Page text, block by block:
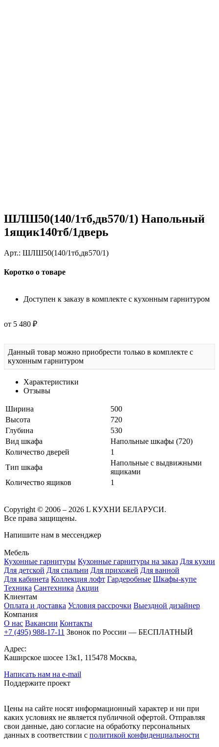
ШЛШ50(140/1тб,дв570/1) Напольный
1ящик140тб/1дверь
Арт.: ШЛШ50(140/1тб,дв570/1)
Коротко о товаре
Доступен к заказу в комплекте с кухонным гарнитуром
от 5 480 ₽
Данный товар можно приобрести только в комплекте с
кухонным гарнитуром
Характеристики
Отзывы
Ширина
500
Высота
720
Глубина
530
Вид шкафа
Напольные шкафы (720)
Количество дверей
1
Тип шкафа
Напольные с выдвижными
ящиками
Количество ящиков
1
Copyright © 2006 – 2026 L КУХНИ БЕЛАРУСИ.
Все права защищены.
Напишите нам в мессенджер
Мебель
Кухонные гарнитуры Кухонные гарнитуры на заказ Для кухни
Для детской Для спальни Для прихожей Для ванной
Для кабинета Коллекция лофт Гардеробные Шкафы-купе
Техника Сантехника Акции
Клиентам
Оплата и доставка Условия рассрочки Выездной дизайнер
Компания
О нас Вакансии Контакты
+7 (495) 988-17-11 Звонок по России — БЕСПЛАТНЫЙ
Адрес:
Каширское шосее 13к1, 115478 Москва,
Написать нам на e-mail
Поддержите проект
Цены на сайте носят информационный характер и ни при
каких условиях не является публичной офертой. Отправляя
свои данные, даю согласие на обработку персональных
данных в соответствии с политикой конфиденциальности